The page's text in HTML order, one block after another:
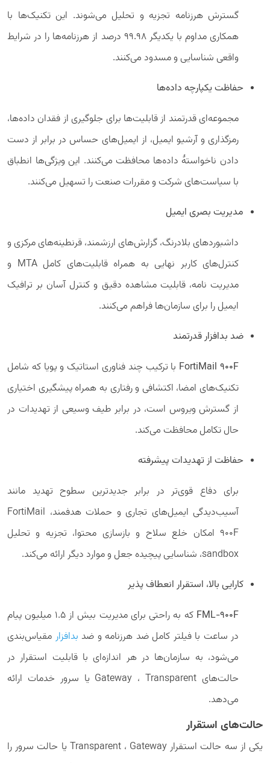
گسترش هرزنامه تجزیه و تحلیل می‌شوند. این تکنیک‌ها با
همکاری مداوم با یکدیگر 99.98 درصد از هرزنامه‌ها را در شرایط
واقعی شناسایی و مسدود می‌کنند.
حفاظت یکپارچه داده‌ها
مجموعه‌ای قدرتمند از قابلیت‌ها برای جلوگیری از فقدان داده‌ها،
رمزگذاری و آرشیو ایمیل، از ایمیل‌های حساس در برابر از دست
دادن ناخواستۀ داده‌ها محافظت می‌کنند. این ویژگی‌ها انطباق
با سیاست‌های شرکت و مقررات صنعت را تسهیل می‌کنند.
مدیریت بصری ایمیل
داشبوردهای بلادرنگ، گزارش‌های ارزشمند، قرنطینه‌های مرکزی و
کنترل‌های کاربر نهایی به همراه قابلیت‌های کامل MTA و
مدیریت نامه، قابلیت مشاهده دقیق و کنترل آسان بر ترافیک
ایمیل را برای سازمان‌ها فراهم می‌کنند.
ضد بدافزار قدرتمند
FortiMail 900F با ترکیب چند فناوری استاتیک و پویا که شامل
تکنیک‌های امضا، اکتشافی و رفتاری به همراه پیشگیری اختیاری
از گسترش ویروس است، در برابر طیف وسیعی از تهدیدات در
حال تکامل محافظت می‌کند.
حفاظت از تهدیدات پیشرفته
برای دفاع قوی‌تر در برابر جدیدترین سطوح تهدید مانند
آسیب‌دیدگی ایمیل‌های تجاری و حملات هدفمند، FortiMail
900F امکان خلع سلاح و بازسازی محتوا، تجزیه و تحلیل
sandbox، شناسایی پیچیده جعل و موارد دیگر ارائه می‌کند.
کارایی بالا، استقرار انعطاف پذیر
FML-900F
که به راحتی برای مدیریت بیش از 1.5 میلیون پیام
در ساعت با فیلتر کامل ضد هرزنامه و ضد بدافزار مقیاس‌بندی
می‌شود، به سازمان‌ها در هر اندازه‌ای با قابلیت استقرار در
حالت‌های Gateway ، Transparent یا سرور خدمات ارائه
می‌دهد.
حالت‌های استقرار
یکی از سه حالت استقرار Transparent ، Gateway یا حالت سرور را